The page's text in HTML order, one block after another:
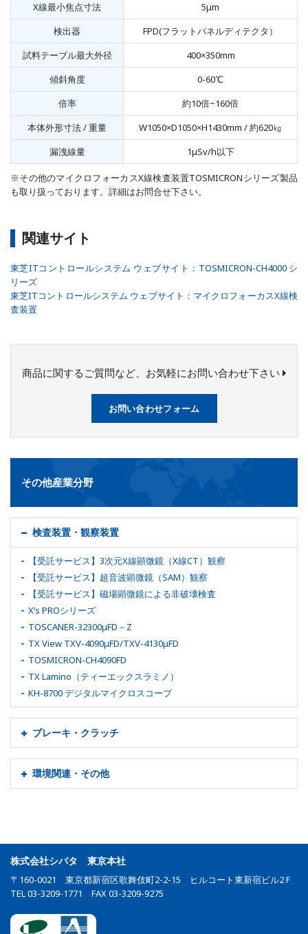
X線最小焦点寸法
5μm
検出器
FPD(フラットパネルディテクタ）
試料テーブル最大外径
400×350mm
傾斜角度
0-60℃
倍率
約10倍~160倍
本体外形寸法 / 重量
W1050×D1050×H1430mm / 約620㎏
漏洩線量
1μSv/h以下
※その他のマイクロフォーカスX線検査装置TOSMICRONシリーズ製品
も取り扱っております。詳細はお問合せ下さい。
関連サイト
東芝ITコントロールシステム ウェブサイト：TOSMICRON-CH4000 シ
リーズ
東芝ITコントロールシステム ウェブサイト：マイクロフォーカスX線検
査装置
商品に関するご質問など、お気軽にお問い合わせ下さい
お問い合わせフォーム
その他産業分野
検査装置・観察装置
【受託サービス】3次元X線顕微鏡（X線CT）観察
【受託サービス】超音波顕微鏡（SAM）観察
【受託サービス】磁場顕微鏡による非破壊検査
X’s PROシリーズ
TOSCANER-32300μFD－Z
TX View TXV-4090μFD/TXV-4130μFD
TOSMICRON-CH4090FD
TX Lamino（ティーエックスラミノ）
KH-8700 デジタルマイクロスコープ
ブレーキ・クラッチ
環境関連・その他
株式会社シバタ 東京本社
〒160-0021 東京都新宿区歌舞伎町2-2-15 ヒルコート東新宿ビル2Ｆ
TEL 03-3209-1771 FAX 03-3209-9275